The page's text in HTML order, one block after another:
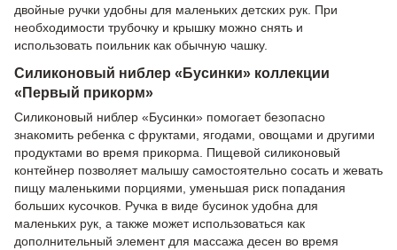
двойные ручки удобны для маленьких детских рук. При
необходимости трубочку и крышку можно снять и
использовать поильник как обычную чашку.
Силиконовый ниблер «Бусинки» коллекции
«Первый прикорм»
Силиконовый ниблер «Бусинки» помогает безопасно
знакомить ребенка с фруктами, ягодами, овощами и другими
продуктами во время прикорма. Пищевой силиконовый
контейнер позволяет малышу самостоятельно сосать и жевать
пищу маленькими порциями, уменьшая риск попадания
больших кусочков. Ручка в виде бусинок удобна для
маленьких рук, а также может использоваться как
дополнительный элемент для массажа десен во время